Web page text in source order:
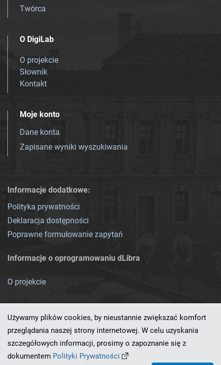
Twórca
O DigiLab
O projekcie
Słownik
Kontakt
Moje konto
Dane konta
Zapisane wyniki wyszukiwania
Informacje dodatkowe:
Polityka prywatności
Deklaracja dostępności
Poprawne formułowanie zapytań
Informacje o oprogramowaniu dLibra
O projekcie
Ten serwis działa dzięki oprogramowaniu
Używamy plików cookies, by nieustannie zwiększać komfort
przeglądania naszej strony internetowej. W celu uzyskania
szczegółowych informacji, prosimy o zapoznanie się z
dokumentem Polityki Prywatności